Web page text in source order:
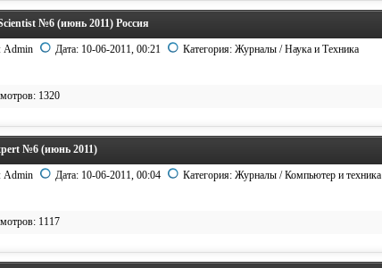
№6 (июнь 2011) Россия
Admin Дата: 10-06-2011, 00:21 Категория:Журналы /Наука и Техника
1320
№6 (июнь 2011)
Admin Дата: 10-06-2011, 00:04 Категория:Журналы /Компьютер и техника
1117